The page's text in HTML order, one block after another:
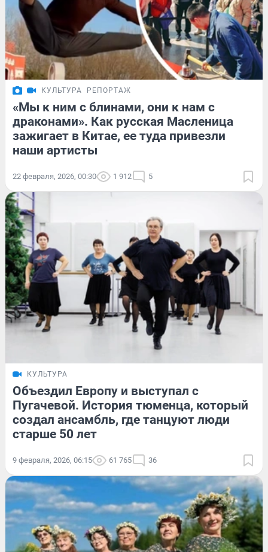
КУЛЬТУРА РЕПОРТАЖ
«Мы к ним с блинами, они к нам с
драконами». Как русская Масленица
зажигает в Китае, ее туда привезли
наши артисты
22 февраля, 2026, 00:30 1 912 5
КУЛЬТУРА
Объездил Европу и выступал с
Пугачевой. История тюменца, который
создал ансамбль, где танцуют люди
старше 50 лет
9 февраля, 2026, 06:15 61 765 36